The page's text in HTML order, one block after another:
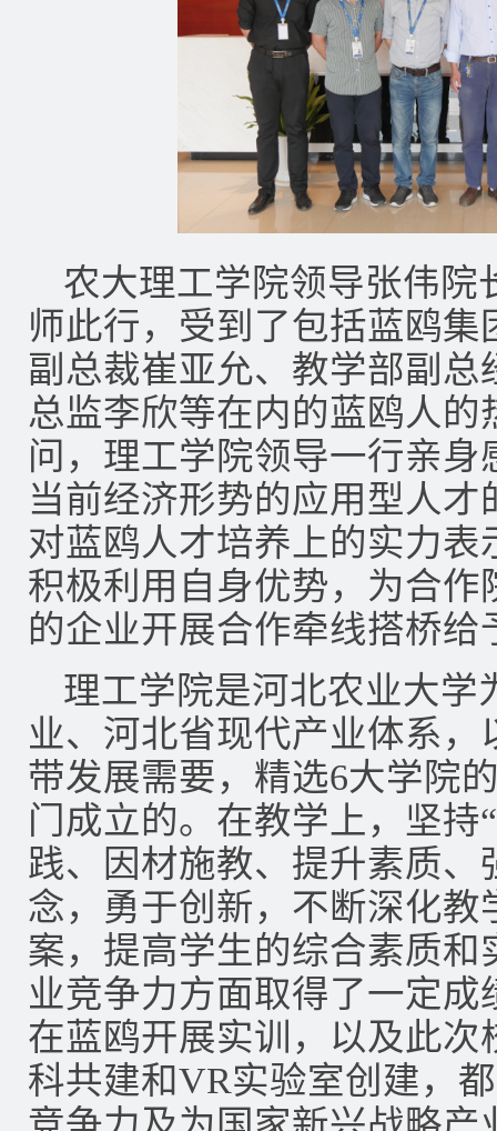
农大理工学院领导张伟院
师此行，受到了包括蓝鸥集
副总裁崔亚允、教学部副
总监李欣等在内的蓝鸥人
问，理工学院领导一行亲
当前经济形势的应用型人
对蓝鸥人才培养上的实力
积极利用自身优势，为合
的企业开展合作牵线搭桥给
理工学院是河北农业大学
业、河北省现代产业体系
带发展需要，精选6大学院
门成立的。在教学上，坚持
践、因材施教、提升素质、
念，勇于创新，不断深化
案，提高学生的综合素质
业竞争力方面取得了一定
在蓝鸥开展实训，以及此
科共建和VR实验室创建，